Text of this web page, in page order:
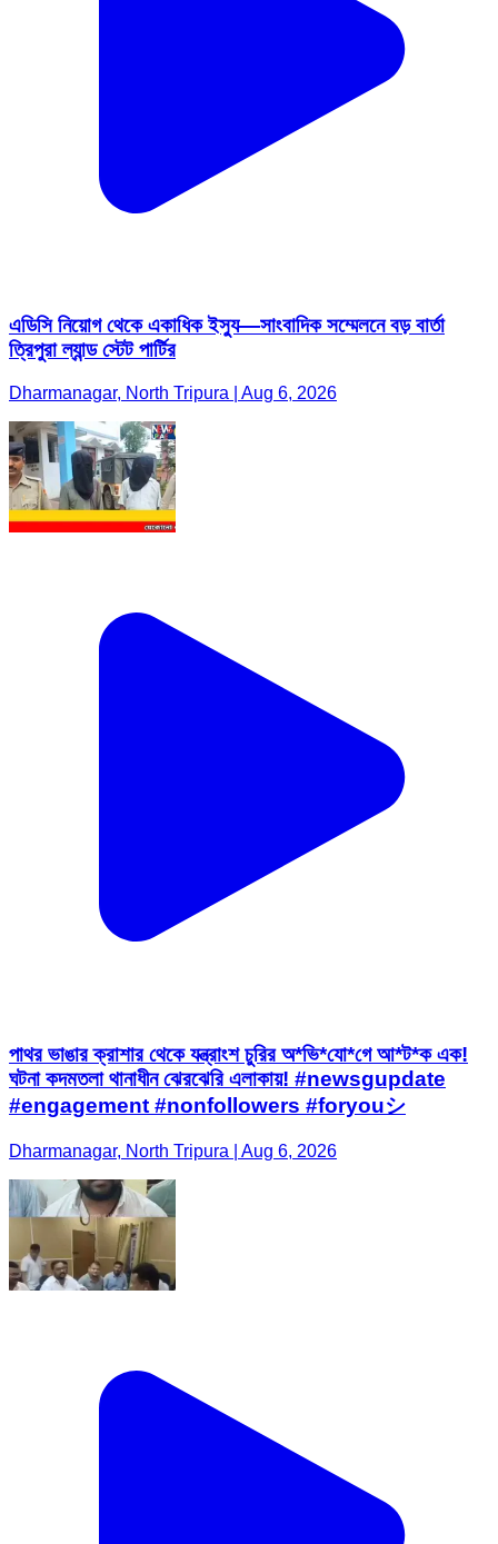
এডিসি নিয়োগ থেকে একাধিক ইস্যু—সাংবাদিক সম্মেলনে বড় বার্তা
ত্রিপুরা ল্যান্ড স্টেট পার্টির
Dharmanagar, North Tripura | Aug 6, 2026
পাথর ভাঙার ক্রাশার থেকে যন্ত্রাংশ চুরির অ*ভি*যো*গে আ*ট*ক এক!
ঘটনা কদমতলা থানাধীন ঝেরঝেরি এলাকায়! #newsgupdate
#engagement #nonfollowers #foryouシ
Dharmanagar, North Tripura | Aug 6, 2026